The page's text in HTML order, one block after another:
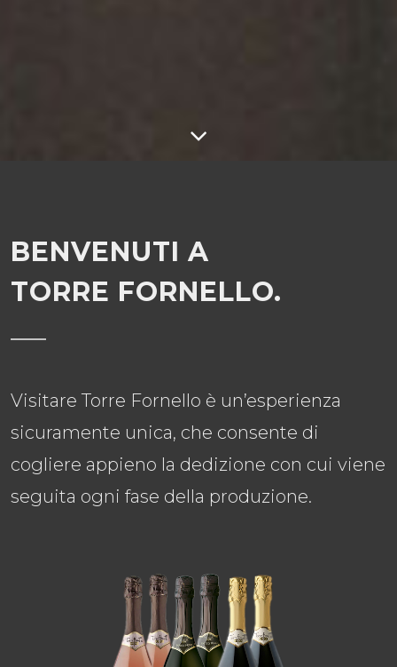
BENVENUTI A
TORRE FORNELLO.
Visitare Torre Fornello è un’esperienza
sicuramente unica, che consente di
cogliere appieno la dedizione con cui viene
seguita ogni fase della produzione.